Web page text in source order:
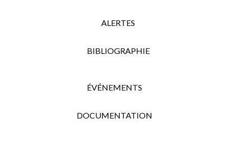
ALERTES
BIBLIOGRAPHIE
ÉVÉNEMENTS
DOCUMENTATION